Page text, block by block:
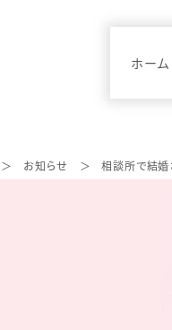
ホーム
お知らせ 相談所で結婚